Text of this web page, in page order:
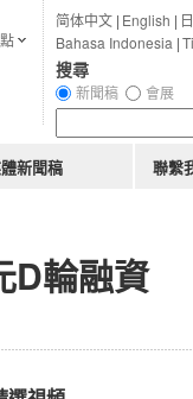
D輪融資
简体中文| English |
Bahasa Indonesia |
搜尋
新聞稿 會展
新聞稿 聯繫